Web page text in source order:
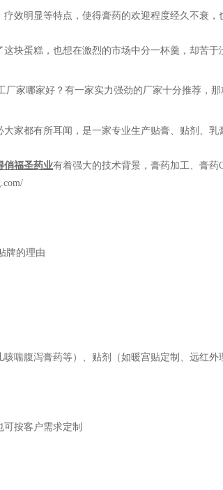
效明显等特点，使得膏药的欢迎程度经久不衰，
这块蛋糕，也想在激烈的市场中分一杯羹，却苦
厂家哪家好？有一家实力强劲的厂家十分推荐，那
家都有所耳闻，是一家专业生产贴膏、贴剂、
俏福圣药业有着强大的技术背景，膏药加工、膏药
牌的理由
喘腹泻膏药等）、贴剂（如暖宫贴定制、远红
可按客户需求定制